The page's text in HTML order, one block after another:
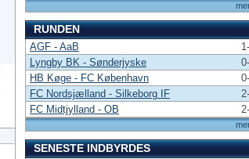
RUNDEN
AGF - AaB
Lyngby BK - Sønderjyske
HB Køge - FC København
FC Nordsjælland - Silkeborg IF
FC Midtjylland - OB
SENESTE INDBYRDES